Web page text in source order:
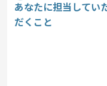
あなたに担当してい
だくこと